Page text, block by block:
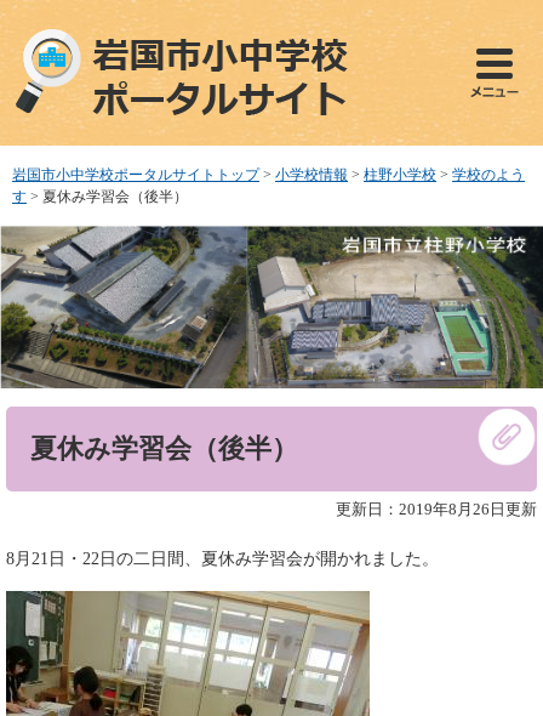
ペ
で
す
メ
ば
し
本
文
へ
岩国市小中学校ポータルサイトトップ > 小学校情報 > 柱野小学校 > 学校のよう
す > 夏休み学習会（後半）
夏休み学習会（後半）
更新日：2019年8月26日更新
8月21日・22日の二日間、夏休み学習会が開かれました。